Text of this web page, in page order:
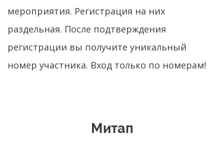
мероприятия. Регистрация на них
раздельная. После подтверждения
регистрации вы получите уникальный
номер участника. Вход только по номерам!
Митап